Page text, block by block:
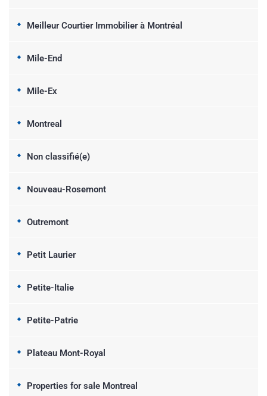
Meilleur Courtier Immobilier à Montréal
Mile-End
Mile-Ex
Montreal
Non classifié(e)
Nouveau-Rosemont
Outremont
Petit Laurier
Petite-Italie
Petite-Patrie
Plateau Mont-Royal
Properties for sale Montreal